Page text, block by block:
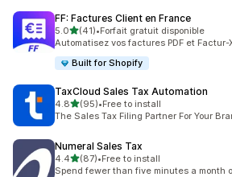
FF: Factures Client en France
5.0별 5개 중
(41)
총 리뷰 41개
•Forfait gratuit disponible
Automatisez vos factures PDF et Factur-
Built for Shopify
TaxCloud Sales Tax Automation
4.8별 5개 중
(95)
총 리뷰 95개
•Free to install
The Sales Tax Filing Partner For Your
Numeral Sales Tax
4.4별 5개 중
(87)
총 리뷰 87개
•Free to install
Spend fewer than five minutes a month